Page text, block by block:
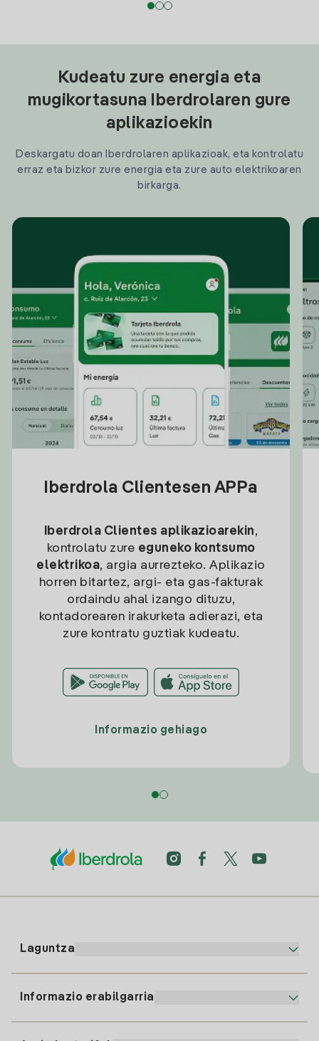
Kudeatu zure energia eta
mugikortasuna Iberdrolaren gure
aplikazioekin
Deskargatu doan Iberdrolaren aplikazioak, eta kontrolatu
erraz eta bizkor zure energia eta zure auto elektrikoaren
birkarga.
Iberdrola Clientesen APPa
Iberdrola Clientes aplikazioarekin,
kontrolatu zure eguneko kontsumo
elektrikoa, argia aurrezteko. Aplikazio
horren bitartez, argi- eta gas-fakturak
ordaindu ahal izango dituzu,
kontadorearen irakurketa adierazi, eta
zure kontratu guztiak kudeatu.
Informazio gehiago
Laguntza
Informazio erabilgarria